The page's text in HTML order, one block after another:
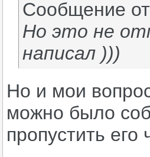
Сообщение
Но это не
написал )))
Но и мои
можно было
пропустить